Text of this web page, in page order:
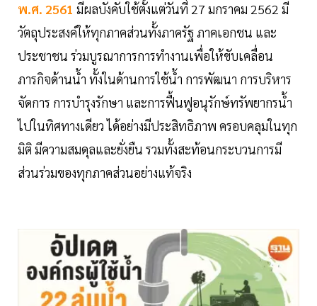
พ.ศ. 2561 มีผลบังคับใช้ตั้งแต่วันที่ 27 มกราคม 2562 มี
วัตถุประสงค์ให้ทุกภาคส่วนทั้งภาครัฐ ภาคเอกชน และ
ประชาชน ร่วมบูรณาการการทำงานเพื่อให้ขับเคลื่อน
ภารกิจด้านน้ำ ทั้งในด้านการใช้น้ำ การพัฒนา การบริหาร
จัดการ การบำรุงรักษา และการฟื้นฟูอนุรักษ์ทรัพยากรน้ำ
ไปในทิศทางเดียว ได้อย่างมีประสิทธิภาพ ครอบคลุมในทุก
มิติ มีความสมดุลและยั่งยืน รวมทั้งสะท้อนกระบวนการมี
ส่วนร่วมของทุกภาคส่วนอย่างแท้จริง